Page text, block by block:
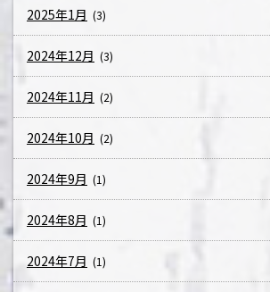
2025年1月 (3)
2024年12月 (3)
2024年11月 (2)
2024年10月 (2)
2024年9月 (1)
2024年8月 (1)
2024年7月 (1)